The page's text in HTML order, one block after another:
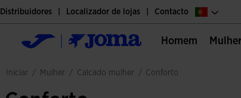
Distribuidores Localizador de lojas Contacto
Homem Mulher
iniciar / mulher / calcado mulher / conforto